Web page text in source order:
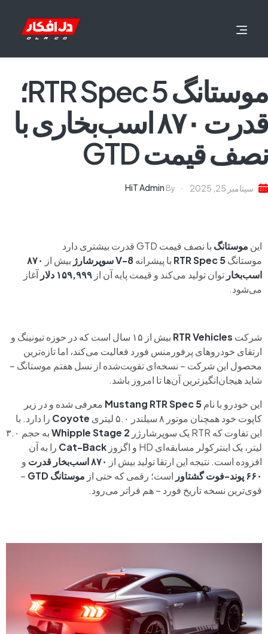
موستانگ RTR Spec 5؛
قدرت ۸۷۰ اسب‌بخاری با
نصف قیمت GTD
سپتامبر 25, 2025 By
HiT Admin
این موستانگ با نصف قیمت GTD قدرت بیشتری دارد
موستانگRTR Spec 5 با پیشرانهV-8 سوپرشارژ بیش از ۸۷۰
اسب‌بخار توان تولید می‌کند و قیمت پایه آن از ۱۵۹,۹۹۹ دلار
آغاز
می‌شود.
شرکت RTR Vehicles
بیش از ۱۵ سال است که در حوزه تیونینگ و
ارتقای خودروهای پرفورمنس فورد فعالیت می‌کند، اما تازه‌ترین
محصول این شرکت – نسخه‌ای تقویت‌شده از نسل هفتم موستانگ –
شاید هیجان‌انگیزترین آن‌ها تا امروز باشد.
این خودرو با نامMustang RTR Spec 5 معرفی شده و در زیر
کاپوت خود همچنان موتور ۸ سیلندر ۵.۰ لیتری
Coyote را دارد. با
این تفاوت که RTR یک سوپرشارژر
Whipple Stage 2
به حجم ۳.۰
لیتر، یک اینترکولر مسابقه‌ای HD و اگزوز
Cat-Back را به آن
افزوده است. نتیجه این ارتقا تولید بیش از ۸۷۰ اسب‌بخار قدرت
و
۶۶۰ پوند-فوت گشتاور
است؛ رقمی که حتی از موستانگ GTD
–
قوی‌ترین نسخه تاریخ فورد – هم فراتر می‌رود.